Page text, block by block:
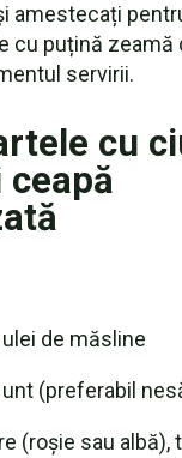
amestecați
cu puțină zeamă
servirii.
cu
ceapă
de măsline
(preferabil
(roșie sau albă),